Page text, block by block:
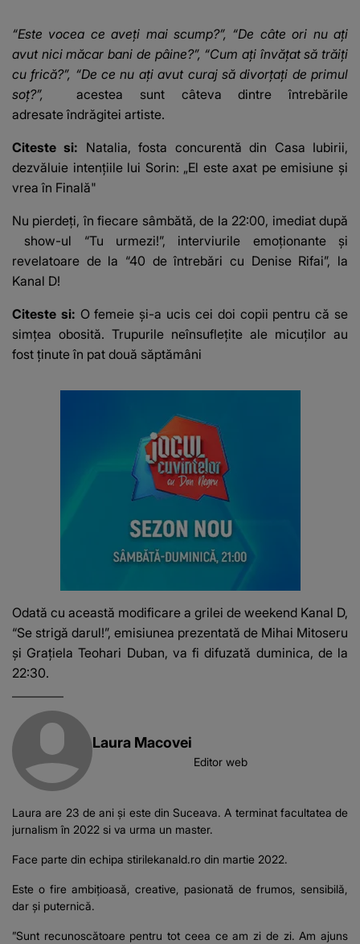
o boală gravă
“Este vocea ce aveți mai scump?”, “De câte ori nu ați
avut nici măcar bani de pâine?”, “Cum ați învățat să trăiți
cu frică?”, “De ce nu ați avut curaj să divorțați de primul
soț?”,
acestea sunt câteva dintre întrebările
adresate îndrăgitei artiste.
Citeste si: Natalia, fosta concurentă din Casa Iubirii,
dezvăluie intențiile lui Sorin: „El este axat pe emisiune și
vrea în Finală"
Nu pierdeți, în fiecare sâmbătă, de la 22:00, imediat după
show-ul “Tu urmezi!”, interviurile emoționante și
revelatoare de la “40 de întrebări cu Denise Rifai”, la
Kanal D!
Citeste si: O femeie și-a ucis cei doi copii pentru că se
simțea obosită. Trupurile neînsuflețite ale micuților au
fost ținute în pat două săptămâni
Odată cu această modificare a grilei de weekend Kanal D,
“Se strigă darul!”, emisiunea prezentată de Mihai Mitoseru
și Grațiela Teohari Duban, va fi difuzată duminica, de la
22:30.
Laura Macovei
Editor web
Laura are 23 de ani și este din Suceava. A terminat facultatea de
jurnalism în 2022 si va urma un master.
Face parte din echipa stirilekanald.ro din martie 2022.
Este o fire ambițioasă, creative, pasionată de frumos, sensibilă,
dar și puternică.
”Sunt recunoscătoare pentru tot ceea ce am zi de zi. Am ajuns